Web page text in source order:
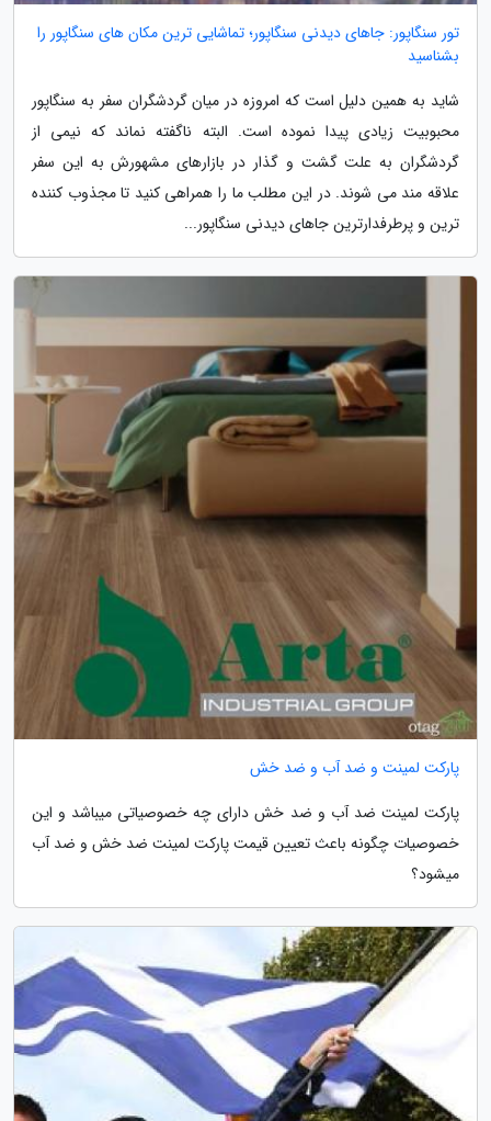
تور سنگاپور: جاهای دیدنی سنگاپور؛ تماشایی ترین مکان های سنگاپور را
بشناسید
شاید به همین دلیل است که امروزه در میان گردشگران سفر به سنگاپور
محبوبیت زیادی پیدا نموده است. البته ناگفته نماند که نیمی از
گردشگران به علت گشت و گذار در بازارهای مشهورش به این سفر
علاقه مند می شوند. در این مطلب ما را همراهی کنید تا مجذوب کننده
ترین و پرطرفدارترین جاهای دیدنی سنگاپور...
پارکت لمینت و ضد آب و ضد خش
پارکت لمینت ضد آب و ضد خش دارای چه خصوصیاتی میباشد و این
خصوصیات چگونه باعث تعیین قیمت پارکت لمینت ضد خش و ضد آب
میشود؟